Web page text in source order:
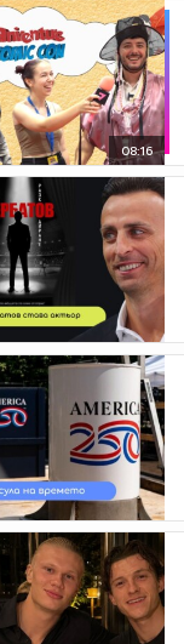
08:16